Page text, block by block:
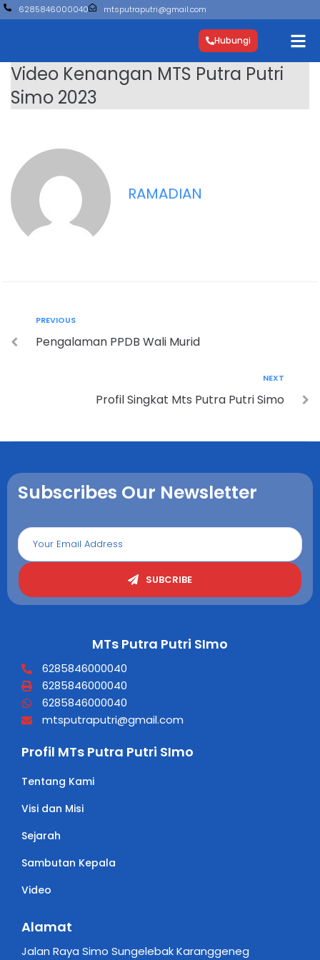
6285846000040 mtsputraputri@gmail.com
Hubungi
Video Kenangan MTS Putra Putri
Simo 2023
RAMADIAN
PREVIOUS
Pengalaman PPDB Wali Murid
NEXT
Profil Singkat Mts Putra Putri Simo
Subscribes Our Newsletter
SUBCRIBE
MTs Putra Putri SImo
6285846000040
6285846000040
6285846000040
mtsputraputri@gmail.com
Profil MTs Putra Putri SImo
Tentang Kami
Visi dan Misi
Sejarah
Sambutan Kepala
Video
Alamat
Jalan Raya Simo Sungelebak Karanggeneg